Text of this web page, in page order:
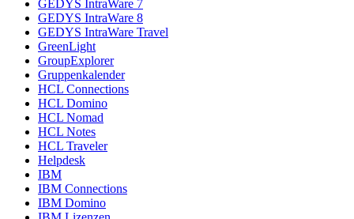
GEDYS IntraWare 7
GEDYS IntraWare 8
GEDYS IntraWare Travel
GreenLight
GroupExplorer
Gruppenkalender
HCL Connections
HCL Domino
HCL Nomad
HCL Notes
HCL Traveler
Helpdesk
IBM
IBM Connections
IBM Domino